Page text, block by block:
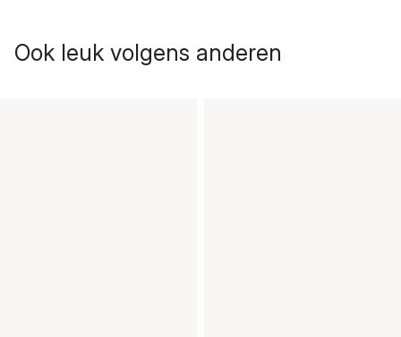
Ook leuk volgens anderen